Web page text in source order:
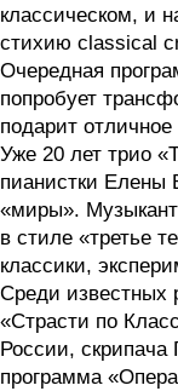
классическом, и
стихию classical
Очередная
попробует
подарит
Уже 20 лет трио
пианистки Елены
«миры».
в стиле «третье
классики,
Среди известных
«Страсти по
России,
программа